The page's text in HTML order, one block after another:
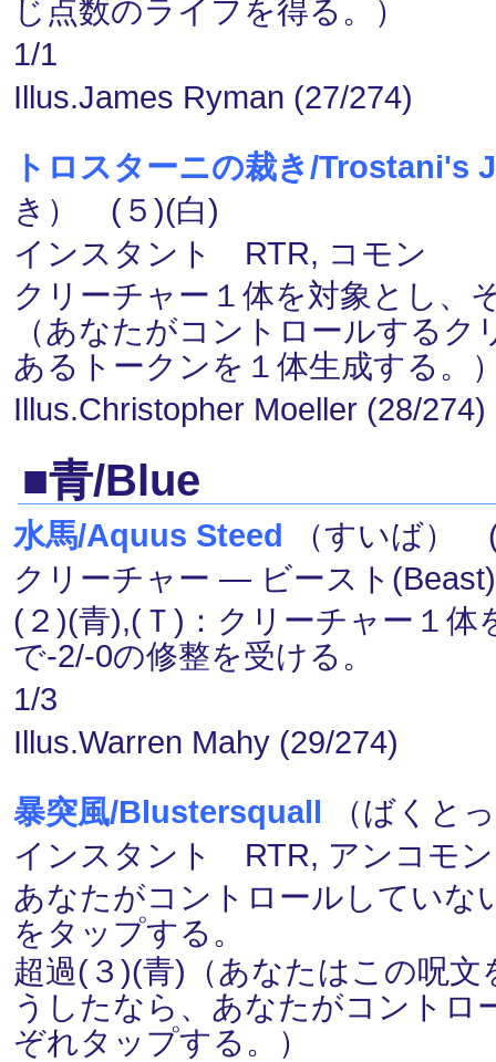
じ点数のライフを得る。）
1/1
Illus.James Ryman (27/274)
トロスターニの裁き/Trostani's
き） (５)(白)
インスタント RTR, コモン
クリーチャー１体を対象とし、
（あなたがコントロールする
あるトークンを１体生成する。
Illus.Christopher Moeller (28/274)
■青/Blue
水馬/Aquus Steed （すいば）
クリーチャー ― ビースト
(２)(青),(Ｔ)：クリーチャー１
で-2/-0の修整を受ける。
1/3
Illus.Warren Mahy (29/274)
暴突風/Blustersquall （ばくと
インスタント RTR, アンコモン
あなたがコントロールしていな
をタップする。
超過(３)(青)（あなたはこの呪
うしたなら、あなたがコント
ぞれタップする。）